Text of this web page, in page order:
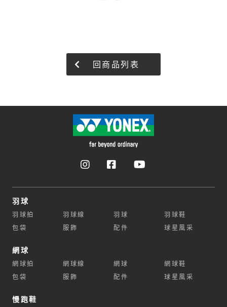
回商品列表
羽球
羽球拍 羽球線 羽球
羽球鞋
包袋
服飾 配件 球星風采
網球
網球拍 網球線 網球
網球鞋
包袋
服飾 配件 球星風采
慢跑鞋